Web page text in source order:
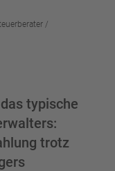
/
typische
trotz